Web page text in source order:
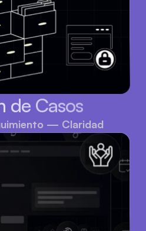
de Casos
— Claridad